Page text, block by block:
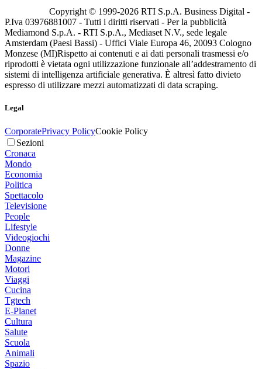
Copyright © 1999-2026 RTI S.p.A. Business Digital -
P.Iva 03976881007 - Tutti i diritti riservati - Per la pubblicità
Mediamond S.p.A. - RTI S.p.A., Mediaset N.V., sede legale
Amsterdam (Paesi Bassi) - Uffici Viale Europa 46, 20093 Cologno
Monzese (MI)Rispetto ai contenuti e ai dati personali trasmessi e/o
riprodotti è vietata ogni utilizzazione funzionale all’addestramento di
sistemi di intelligenza artificiale generativa. È altresì fatto divieto
espresso di utilizzare mezzi automatizzati di data scraping.
Legal
CorporatePrivacy PolicyCookie Policy
Sezioni
Cronaca
Mondo
Economia
Politica
Spettacolo
Televisione
People
Lifestyle
Videogiochi
Donne
Magazine
Motori
Viaggi
Cucina
Tgtech
E-Planet
Cultura
Salute
Scuola
Animali
Spazio